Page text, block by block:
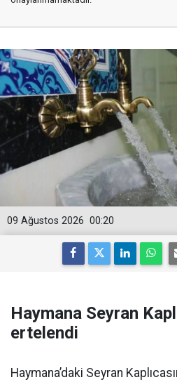
00:20
09 Ağustos 2026
Haymana Seyran
ertelendi
Haymana’daki Seyran